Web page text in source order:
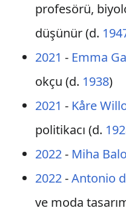
profesörü,
düşünür (d.
2021 - Emma
okçu (d. 1938)
2021 - Kåre
politikacı (d.
2022- Miha
2022-Antonio
ve moda